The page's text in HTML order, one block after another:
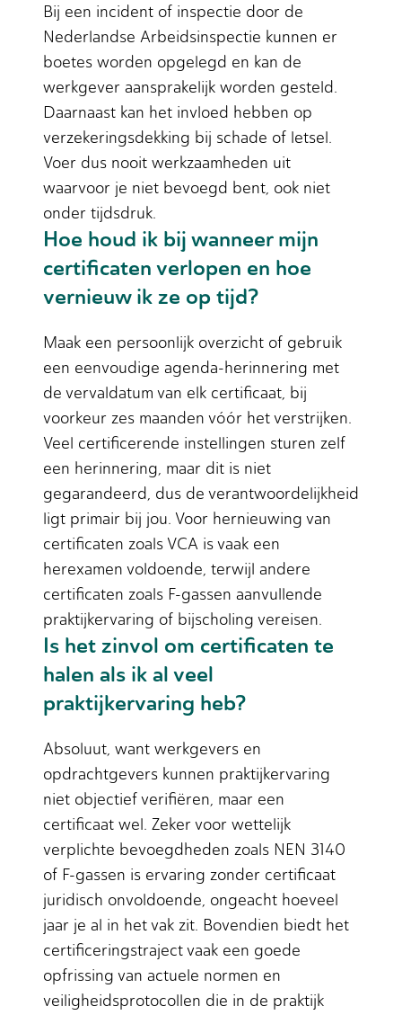
Bij een incident of inspectie door de
Nederlandse Arbeidsinspectie kunnen er
boetes worden opgelegd en kan de
werkgever aansprakelijk worden gesteld.
Daarnaast kan het invloed hebben op
verzekeringsdekking bij schade of letsel.
Voer dus nooit werkzaamheden uit
waarvoor je niet bevoegd bent, ook niet
onder tijdsdruk.
Hoe houd ik bij wanneer mijn
certificaten verlopen en hoe
vernieuw ik ze op tijd?
Maak een persoonlijk overzicht of gebruik
een eenvoudige agenda-herinnering met
de vervaldatum van elk certificaat, bij
voorkeur zes maanden vóór het verstrijken.
Veel certificerende instellingen sturen zelf
een herinnering, maar dit is niet
gegarandeerd, dus de verantwoordelijkheid
ligt primair bij jou. Voor hernieuwing van
certificaten zoals VCA is vaak een
herexamen voldoende, terwijl andere
certificaten zoals F-gassen aanvullende
praktijkervaring of bijscholing vereisen.
Is het zinvol om certificaten te
halen als ik al veel
praktijkervaring heb?
Absoluut, want werkgevers en
opdrachtgevers kunnen praktijkervaring
niet objectief verifiëren, maar een
certificaat wel. Zeker voor wettelijk
verplichte bevoegdheden zoals NEN 3140
of F-gassen is ervaring zonder certificaat
juridisch onvoldoende, ongeacht hoeveel
jaar je al in het vak zit. Bovendien biedt het
certificeringstraject vaak een goede
opfrissing van actuele normen en
veiligheidsprotocollen die in de praktijk